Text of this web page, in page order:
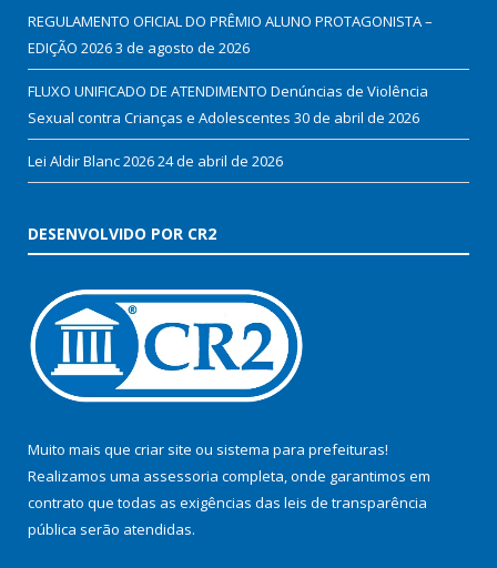
REGULAMENTO OFICIAL DO PRÊMIO ALUNO PROTAGONISTA –
EDIÇÃO 20263 de agosto de 2026
FLUXO UNIFICADO DE ATENDIMENTO Denúncias de Violência
Sexual contra Crianças e Adolescentes 30 de abril de 2026
Lei Aldir Blanc 202624 de abril de 2026
DESENVOLVIDO POR CR2
Muito mais que criar site ou sistema para prefeituras!
Realizamos uma assessoria completa, onde garantimos em
contrato que todas as exigências das leis de transparência
pública serão atendidas.